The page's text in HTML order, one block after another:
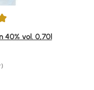
von 5 Sternen
40% vol. 0,70l